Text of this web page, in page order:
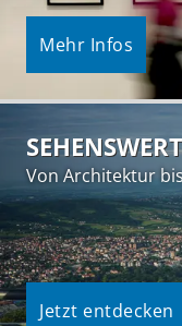
Mehr Infos
Von Architektur
Jetzt entdecken